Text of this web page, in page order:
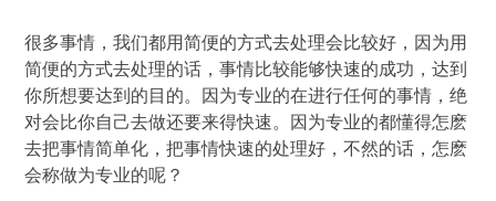
很多事情，我们都用简便的方式去处理会比较好，因为用
简便的方式去处理的话，事情比较能够快速的成功，达到
你所想要达到的目的。因为专业的在进行任何的事情，绝
对会比你自己去做还要来得快速。因为专业的都懂得怎麽
去把事情简单化，把事情快速的处理好，不然的话，怎麽
会称做为专业的呢？